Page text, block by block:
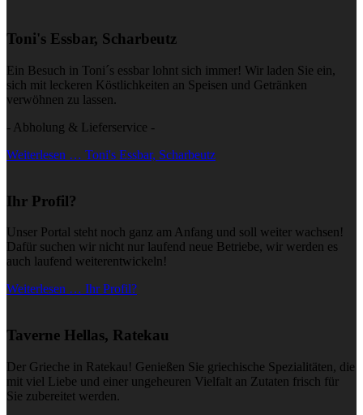
Toni's Essbar, Scharbeutz
Ein Besuch in Toni´s essbar lohnt sich immer! Wir laden Sie ein,
sich mit leckeren Köstlichkeiten an Speisen und Getränken
verwöhnen zu lassen.
- Abholung & Lieferservice -
Weiterlesen … Toni's Essbar, Scharbeutz
Ihr Profil?
Unser Portal steht noch ganz am Anfang und soll weiter wachsen!
Dafür suchen wir nicht nur laufend neue Betriebe, wir werden es
auch laufend weiterentwickeln!
Weiterlesen … Ihr Profil?
Taverne Hellas, Ratekau
Der Grieche in Ratekau! Genießen Sie griechische Spezialitäten, die
mit viel Liebe und einer ungeheuren Vielfalt an Zutaten frisch für
Sie zubereitet werden.